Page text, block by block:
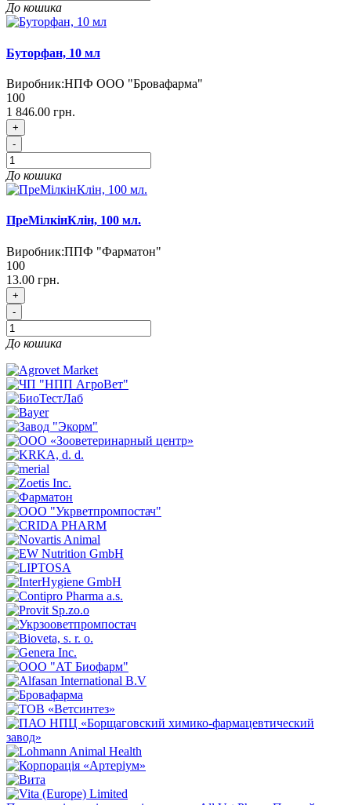
До кошика
Буторфан, 10 мл
Виробник:НПФ ООО "Бровафарма"
100
1 846.00 грн.
+
-
До кошика
ПреМілкінКлін, 100 мл.
Виробник:ППФ "Фарматон"
100
13.00 грн.
+
-
До кошика